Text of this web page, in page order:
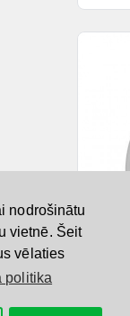
nodrošinātu
vietnē. Šeit
vēlaties
politika